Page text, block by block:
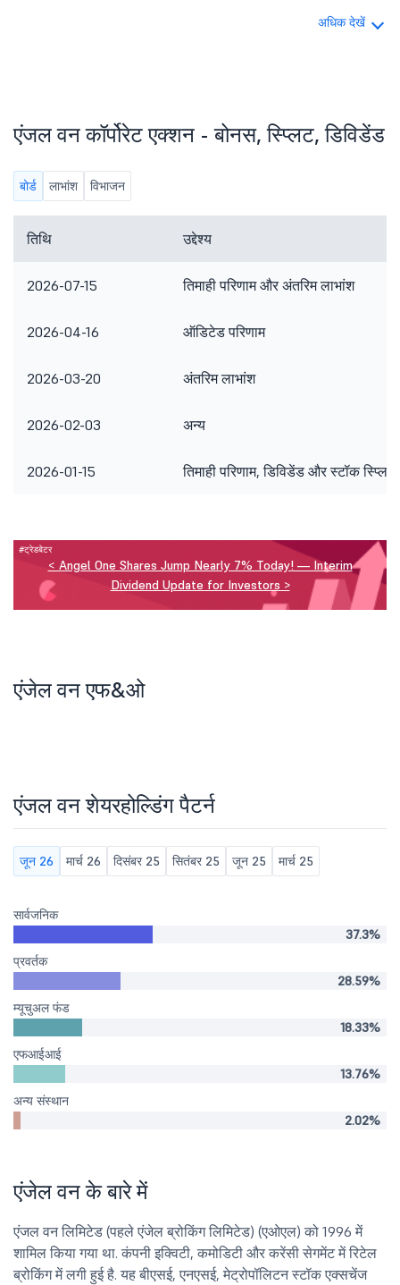
अधिक देखें
एंजल वन कॉर्पोरेट एक्शन - बोनस, स्प्लिट, डिविडेंड
बोर्ड लाभांश विभाजन
तिथि उद्देश्य
2026-07-15 तिमाही परिणाम और अंतरिम लाभांश
2026-04-16 ऑडिटेड परिणाम
2026-03-20 अंतरिम लाभांश
2026-02-03 अन्य
2026-01-15 तिमाही परिणाम, डिविडेंड और स्टॉक स्प्लिट
#ट्रेडबेटर
< Angel One Shares Jump Nearly 7% Today! — Interim
Dividend Update for Investors >
एंजेल वन एफ&ओ
एंजल वन शेयरहोल्डिंग पैटर्न
जून 26 मार्च 26 दिसंबर 25 सितंबर 25 जून 25 मार्च 25
सार्वजनिक
37.3%
प्रवर्तक
28.59%
म्यूचुअल फंड
18.33%
एफआईआई
13.76%
अन्य संस्थान
2.02%
एंजेल वन के बारे में
एंजल वन लिमिटेड (पहले एंजेल ब्रोकिंग लिमिटेड) (एओएल) को 1996 में
शामिल किया गया था. कंपनी इक्विटी, कमोडिटी और करेंसी सेगमेंट में रिटेल
ब्रोकिंग में लगी हुई है. यह बीएसई, एनएसई, मेट्रोपॉलिटन स्टॉक एक्सचेंज